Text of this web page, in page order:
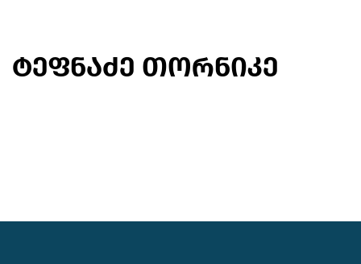
ტეფნაძე თორნიკე